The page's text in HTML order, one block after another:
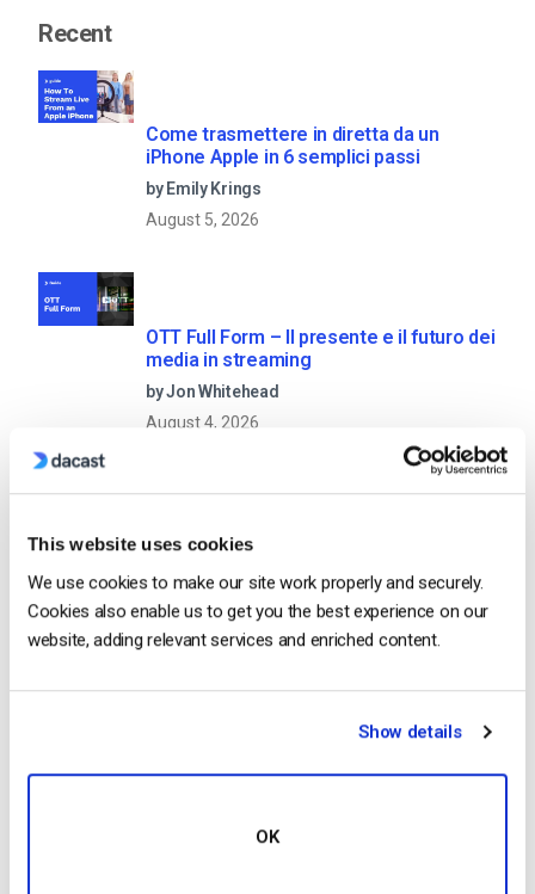
This website uses cookies
We use cookies to make our site work properly and securely.
Cookies also enable us to get you the best experience on our
website, adding relevant services and enriched content.
Show details
OK
Recent
Come trasmettere in diretta da un
iPhone Apple in 6 semplici passi
by Emily Krings
August 5, 2026
OTT Full Form – Il presente e il futuro dei
media in streaming
by Jon Whitehead
August 4, 2026
Aumentare il coinvolgimento dei
aziendali in live streaming
by Max Wilbert
July 31, 2026